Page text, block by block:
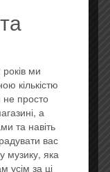
ми
кількістю
не просто
а
та навіть
вас
музику, яка
усім за ці